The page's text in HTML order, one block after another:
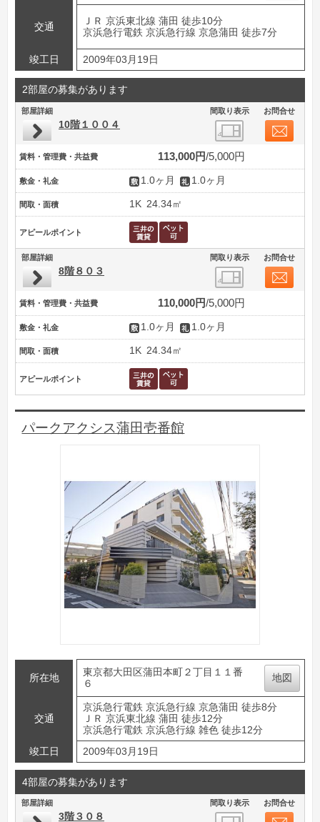
交通
ＪＲ 京浜東北線 蒲田 徒歩10分
京浜急行電鉄 京浜急行線 京急蒲田 徒歩7分
竣工日 2009年03月19日
2部屋の募集があります
部屋詳細 間取り表示 お問合せ
10階１００４
賃料・管理費・共益費 113,000円 5,000円
敷金・礼金 1.0ヶ月 1.0ヶ月
間取・面積 1K 24.34㎡
アピールポイント
部屋詳細 間取り表示 お問合せ
8階８０３
賃料・管理費・共益費 110,000円 5,000円
敷金・礼金 1.0ヶ月 1.0ヶ月
間取・面積 1K 24.34㎡
アピールポイント
パークアクシス蒲田壱番館
所在地
東京都大田区蒲田本町２丁目１１番
６
地図
交通
京浜急行電鉄 京浜急行線 京急蒲田 徒歩8分
ＪＲ 京浜東北線 蒲田 徒歩12分
京浜急行電鉄 京浜急行線 雑色 徒歩12分
竣工日
2009年03月19日
4部屋の募集があります
部屋詳細 間取り表示 お問合せ
3階３０８